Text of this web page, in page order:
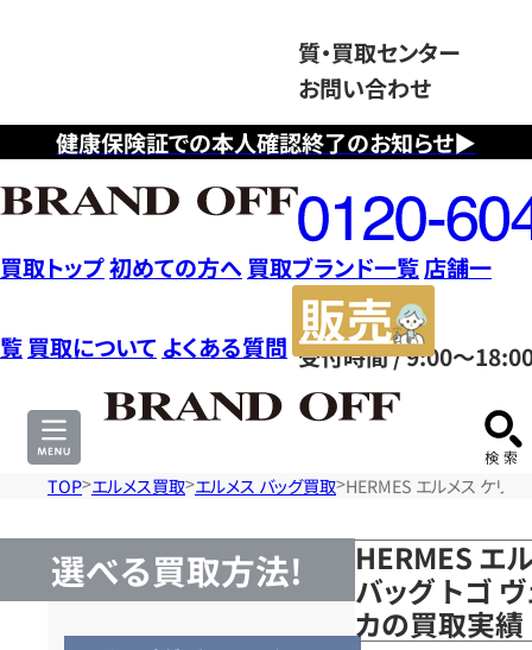
健康保険証での本人確認終了のお知らせ▶
質・買取センター
お問い合わせ
フ
リ
ー
ダ
イ
ヤ
ル
0120604117
受付時間 / 9:00～
買取トップ初めての方へ 買取ブランド一覧店舗一
覧 買取について よくある質問
サ
TOP エルメス買取 エルメス バッグ買取 HERMES エルメス ケリ
選べる買取方法!
HERMES エ
バッグ トゴ
カの買取実績